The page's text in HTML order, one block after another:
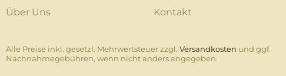
Über Uns
Kontakt
Alle Preise inkl. gesetzl. Mehrwertsteuer zzgl. Versandkosten und ggf.
Nachnahmegebühren, wenn nicht anders angegeben.